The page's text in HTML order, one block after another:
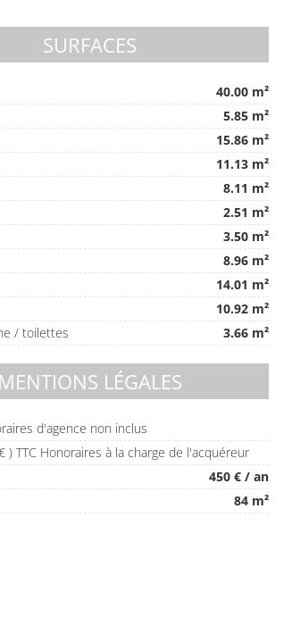
SURFACES
40.00 m²
5.85 m²
15.86 m²
11.13 m²
8.11 m²
2.51 m²
3.50 m²
8.96 m²
14.01 m²
10.92 m²
/ toilettes
3.66 m²
MENTIONS LÉGALES
d'agence non inclus
) TTC Honoraires à la charge de l'acquéreur
450 € / an
84 m²